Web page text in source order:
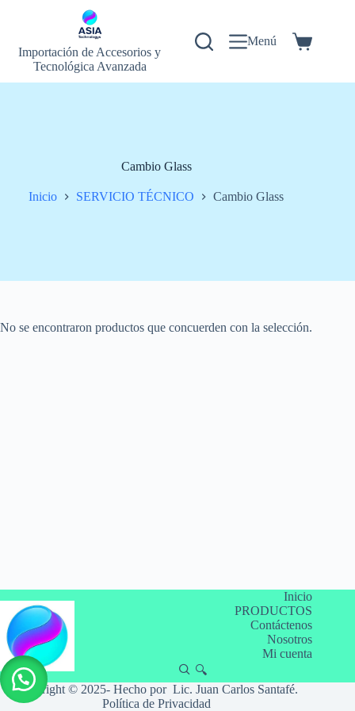
Importación de Accesorios y
Tecnológica Avanzada
Menú
Carrito
Cambio Glass
Inicio SERVICIO TÉCNICO Cambio Glass
No se encontraron productos que concuerden con la selección.
Inicio
PRODUCTOS
Contáctenos
Nosotros
Mi cuenta
🔍
Copyright © 2025- Hecho por Lic. Juan Carlos Santafé.
Política de Privacidad